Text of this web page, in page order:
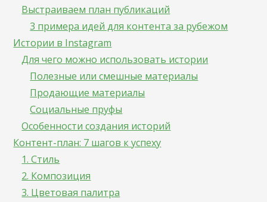
Выстраиваем план публикаций
3 примера идей для контента за рубежом
Истории в Instagram
Для чего можно использовать истории
Полезные или смешные материалы
Продающие материалы
Социальные пруфы
Особенности создания историй
Контент-план: 7 шагов к успеху
1. Стиль
2. Композиция
3. Цветовая палитра